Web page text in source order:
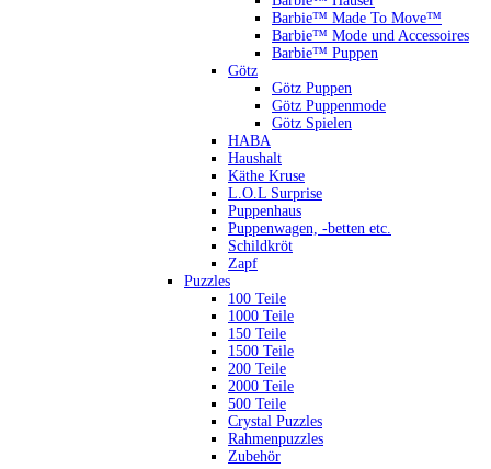
Barbie™ Made To Move™
Barbie™ Mode und Accessoires
Barbie™ Puppen
Götz
Götz Puppen
Götz Puppenmode
Götz Spielen
HABA
Haushalt
Käthe Kruse
L.O.L Surprise
Puppenhaus
Puppenwagen, -betten etc.
Schildkröt
Zapf
Puzzles
100 Teile
1000 Teile
150 Teile
1500 Teile
200 Teile
2000 Teile
500 Teile
Crystal Puzzles
Rahmenpuzzles
Zubehör